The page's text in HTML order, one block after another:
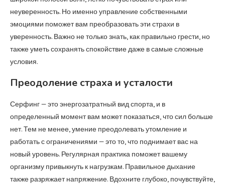
неуверенность. Но именно управление собственными
эмоциями поможет вам преобразовать эти страхи в
уверенность. Важно не только знать, как правильно грести, но
также уметь сохранять спокойствие даже в самые сложные
условия.
Преодоление страха и усталости
Серфинг — это энергозатратный вид спорта, и в
определенный момент вам может показаться, что сил больше
нет. Тем не менее, умение преодолевать утомление и
работать с ограничениями — это то, что поднимает вас на
новый уровень. Регулярная практика поможет вашему
организму привыкнуть к нагрузкам. Правильное дыхание
также разряжает напряжение. Вдохните глубоко, почувствуйте,